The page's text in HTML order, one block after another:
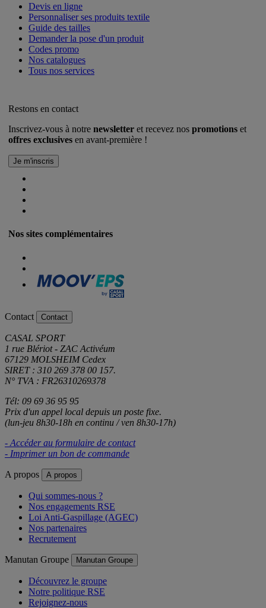
Devis en ligne
Personnaliser ses produits textile
Guide des tailles
Demander la pose d'un produit
Codes promo
Nos catalogues
Tous nos services
Restons en contact
Inscrivez-vous à notre newsletter et recevez nos promotions et
offres exclusives en avant-première !
Nos sites complémentaires
Contact Contact
CASAL SPORT
1 rue Blériot - ZAC Activéum
67129 MOLSHEIM Cedex
SIRET : 310 269 378 00 157.
N° TVA : FR26310269378
Tél: 09 69 36 95 95
Prix d'un appel local depuis un poste fixe.
(lun-jeu 8h30-18h en continu / ven 8h30-17h)
- Accéder au formulaire de contact
- Imprimer un bon de commande
A propos A propos
Qui sommes-nous ?
Nos engagements RSE
Loi Anti-Gaspillage (AGEC)
Nos partenaires
Recrutement
Manutan Groupe Manutan Groupe
Découvrez le groupe
Notre politique RSE
Rejoignez-nous